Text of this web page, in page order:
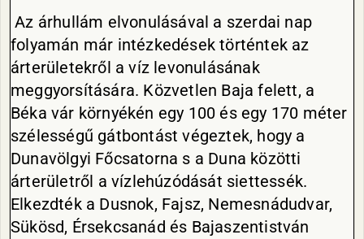
Az árhullám elvonulásával a szerdai nap
folyamán már intézkedések történtek az
árterületekről a víz levonulásának
meggyorsítására. Közvetlen Baja felett, a
Béka vár környékén egy 100 és egy 170 méter
szélességű gátbontást végeztek, hogy a
Dunavölgyi Főcsatorna s a Duna közötti
árterületről a vízlehúzódását siettessék.
Elkezdték a Dusnok, Fajsz, Nemesnádudvar,
Sükösd, Érsekcsanád és Bajaszentistván